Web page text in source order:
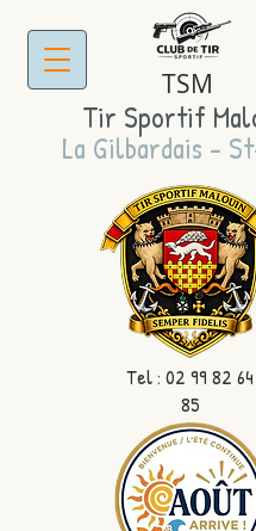
TSM
Tir Sportif
La Gilbardais -
Tel : 02 99 82 64
85